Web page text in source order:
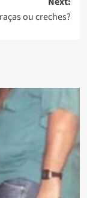
ou creches?